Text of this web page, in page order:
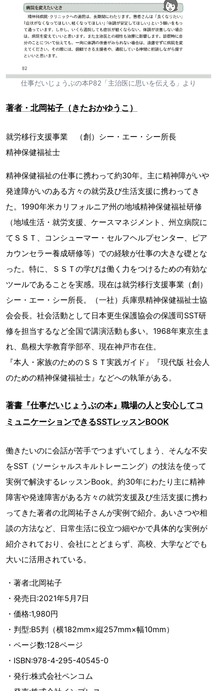
仕事だいじょうぶの本P82「主治医に思いを伝える」より
著者・北岡祐子（きたおかゆうこ）
就労移行支援事業 （創）シー・エー・シー所長
精神保健福祉士
精神保健福祉の仕事に携わって約30年。主に精神障がいや
発達障がいのある方々の就労及び生活支援に携わってき
た。1990年米カリフォルニア州の地域精神保健福祉研修
（地域生活・就労支援、ケースマネジメント、州立病院に
てＳＳＴ、コンシューマー・セルフヘルプセンター、ピア
カウンセラー養成研修等）での経験が仕事の大きな礎とな
った。特に、ＳＳＴの学びは働く力をつけるための有効な
ツールであることを実感。現在は就労移行支援事業（創）
シー・エー・シー所長。（一社）兵庫県精神保健福祉士協
会会長。社会活動として日本更生保護協会の保護司SST研
修を担当するなど全国で講演活動も多い。1968年東京生ま
れ、島根大学教育学部卒、現在神戸市在住。
『本人・家族のためのＳＳＴ実践ガイド』『現代版 社会人
のための精神保健福祉士』などへの執筆がある。
著書『仕事だいじょうぶの本』職場の人と安心してコ
ミュニケーションできるSSTレッスンBOOK
働きたいのに会話が苦手でつまずいてしまう、そんな不安
をSST（ソーシャルスキルトレーニング）の技法を使って
実例で解決するレッスンBook。約30年にわたり主に精神
障害や発達障害がある方々の就労支援及び生活支援に携わ
ってきた著者の北岡祐子さんが実例で紹介。あいさつや相
談の方法など、日常生活に役立つ細やかで具体的な実例が
紹介されており、会社にとどまらず、高校、大学などでも
大いに活用されている。
・著者:北岡祐子
・発売日:2021年5月7日
・価格:1,980円
・判型:B5判（横182mm×縦257mm×幅10mm）
・ページ数:128ページ
・ISBN:978-4-295-40545-0
・発行:株式会社ペンコム